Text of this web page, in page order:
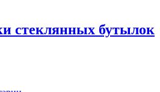
стеклянных бутылок